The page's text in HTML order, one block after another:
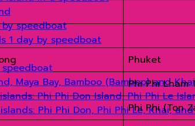
speedboat
1 day by speedboat
speedboat
Maya Bay, Bamboo (Bamboo) and
Phi Phi Don Island, Phi Phi Le
Phi Phi Don, Phi Phi Le, Khai,
Phuket
Phi Phi Lham
Phi Phi (Ton